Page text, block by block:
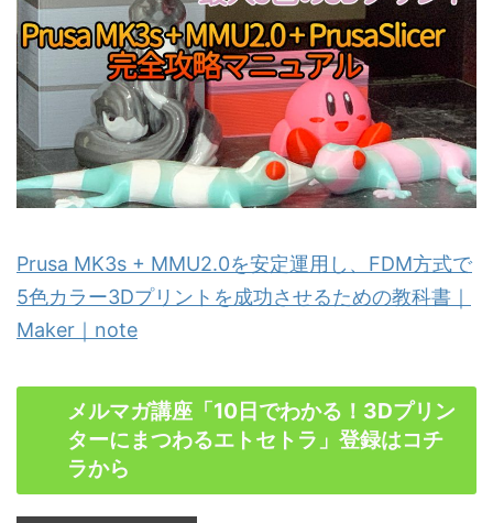
Prusa MK3s + MMU2.0を安定運用し、FDM方式で
5色カラー3Dプリントを成功させるための教科書｜
Maker｜note
メルマガ講座「10日でわかる！3Dプリン
ターにまつわるエトセトラ」登録はコチ
ラから